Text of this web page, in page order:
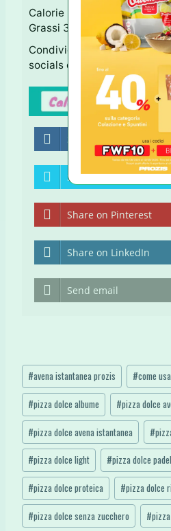
Calorie 95 – Carboidrati 10
Grassi 3,5 g
Condividi questa Ricetta
socials qui sotto ↓ Grazie!
Share on Facebook
Share on Twitter
Share on Pinterest
Share on LinkedIn
Send email
Tag
articolo:
#avena istantanea prozis #come
#pizza dolce albume #pizza dolce
#pizza dolce avena istantanea #
#pizza dolce light #pizza dolce
#pizza dolce proteica #pizza dolce
#pizza dolce senza zucchero #